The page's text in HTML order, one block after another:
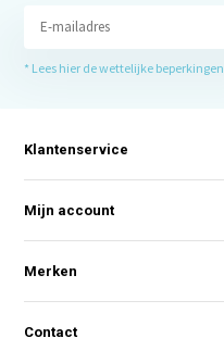
* Lees hier de wettelijke beperkingen
Klantenservice
Mijn account
Merken
Contact